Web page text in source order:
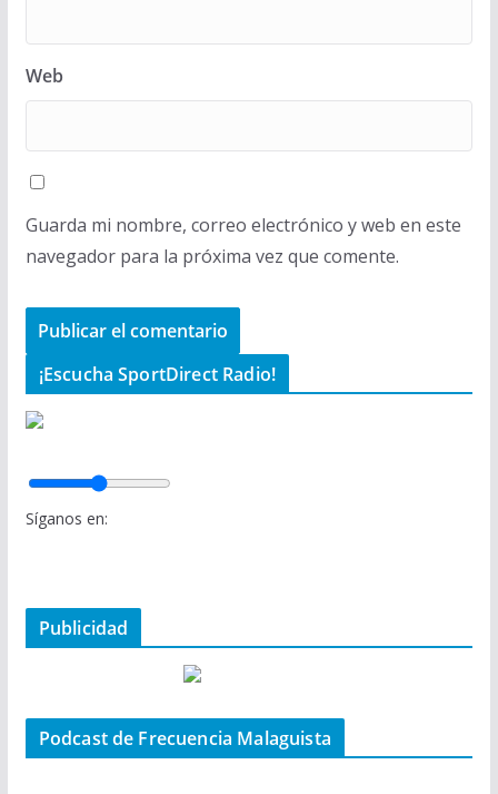
Web
Guarda mi nombre, correo electrónico y web en este
navegador para la próxima vez que comente.
¡Escucha SportDirect Radio!
Síganos en:
Publicidad
Podcast de Frecuencia Malaguista